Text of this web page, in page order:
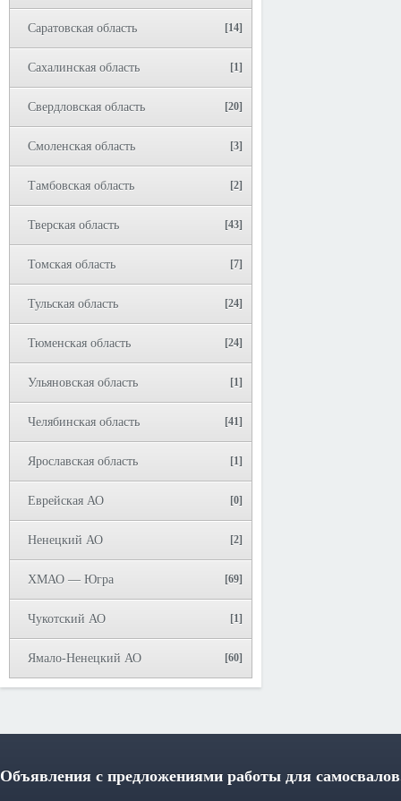
Саратовская область [14]
Сахалинская область [1]
Свердловская область [20]
Смоленская область [3]
Тамбовская область [2]
Тверская область [43]
Томская область [7]
Тульская область [24]
Тюменская область [24]
Ульяновская область [1]
Челябинская область [41]
Ярославская область [1]
Еврейская АО [0]
Ненецкий АО [2]
ХМАО — Югра [69]
Чукотский АО [1]
Ямало-Ненецкий АО [60]
Объявления с предложениями работы для